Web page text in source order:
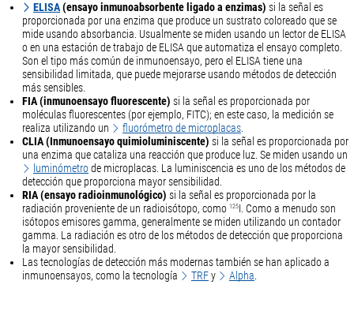
ELISA(ensayo inmunoabsorbente ligado a enzimas) si la señal es
proporcionada por una enzima que produce un sustrato coloreado que se
mide usando absorbancia. Usualmente se miden usando un lector de ELISA
o en una estación de trabajo de ELISA que automatiza el ensayo completo.
Son el tipo más común de inmunoensayo, pero el ELISA tiene una
sensibilidad limitada, que puede mejorarse usando métodos de detección
más sensibles.
FIA (inmunoensayo fluorescente) si la señal es proporcionada por
moléculas fluorescentes (por ejemplo, FITC); en este caso, la medición se
realiza utilizando un
fluorómetro de microplacas.
CLIA (Inmunoensayo quimioluminiscente) si la señal es proporcionada por
una enzima que cataliza una reacción que produce luz. Se miden usando un
luminómetrode microplacas. La luminiscencia es uno de los métodos de
detección que proporciona mayor sensibilidad.
RIA (ensayo radioinmunológico) si la señal es proporcionada por la
radiación proveniente de un radioisótopo, como 125I. Como a menudo son
isótopos emisores gamma, generalmente se miden utilizando un contador
gamma. La radiación es otro de los métodos de detección que proporciona
la mayor sensibilidad.
Las tecnologías de detección más modernas también se han aplicado a
inmunoensayos, como la tecnología
TRFy Alpha